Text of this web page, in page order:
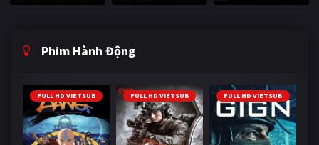
Phim Hành Động
FULL HD VIETSUB FULL HD VIETSUB FULL HD VIETSUB